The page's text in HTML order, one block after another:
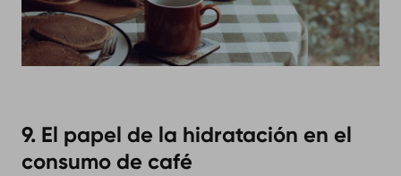
9. El papel de la hidratación en el
consumo de café